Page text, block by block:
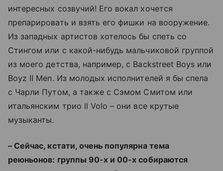
интересных созвучий! Его вокал хочется
препарировать и взять его фишки на вооружение.
Из западных артистов хотелось бы спеть со
Стингом или с какой-нибудь мальчиковой группой
из моего детства, например, с Backstreet Boys или
Boyz II Men. Из молодых исполнителей я бы спела
с Чарли Путом, а также с Сэмом Смитом или
итальянским трио Il Volo – они все крутые
музыканты.
– Сейчас, кстати, очень популярна тема
реюньонов: группы 90-х и 00-х собираются